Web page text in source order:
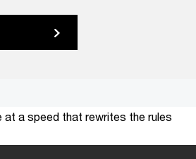
at a speed that rewrites the rules